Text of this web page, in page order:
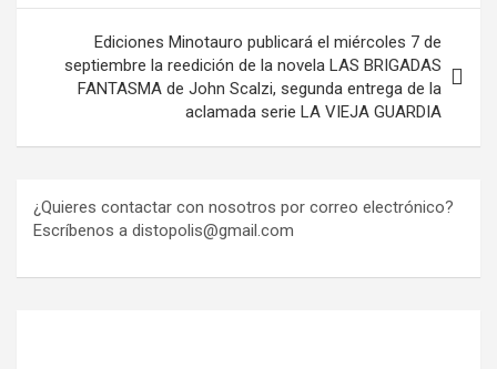
Ediciones Minotauro publicará el miércoles 7 de
septiembre la reedición de la novela LAS BRIGADAS
FANTASMA de John Scalzi, segunda entrega de la
aclamada serie LA VIEJA GUARDIA
¿Quieres contactar con nosotros por correo electrónico?
Escríbenos a distopolis@gmail.com